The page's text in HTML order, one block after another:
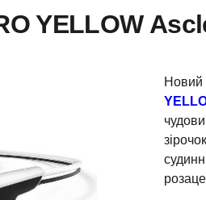
YELLOW
Новий